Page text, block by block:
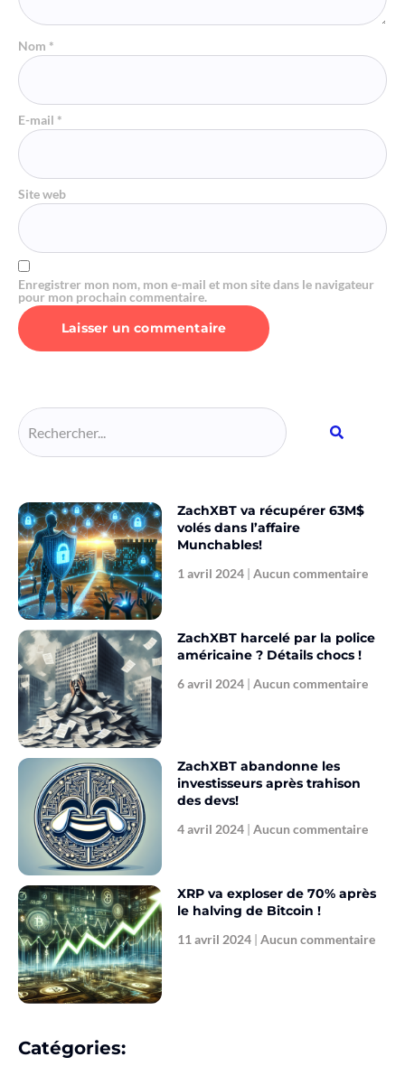
Nom *
E-mail *
Site web
Enregistrer mon nom, mon e-mail et mon site dans le navigateur
pour mon prochain commentaire.
ZachXBT va récupérer 63M$
volés dans l’affaire
Munchables!
1 avril 2024 Aucun commentaire
ZachXBT harcelé par la police
américaine ? Détails chocs !
6 avril 2024 Aucun commentaire
ZachXBT abandonne les
investisseurs après trahison
des devs!
4 avril 2024 Aucun commentaire
XRP va exploser de 70% après
le halving de Bitcoin !
11 avril 2024 Aucun commentaire
Catégories: